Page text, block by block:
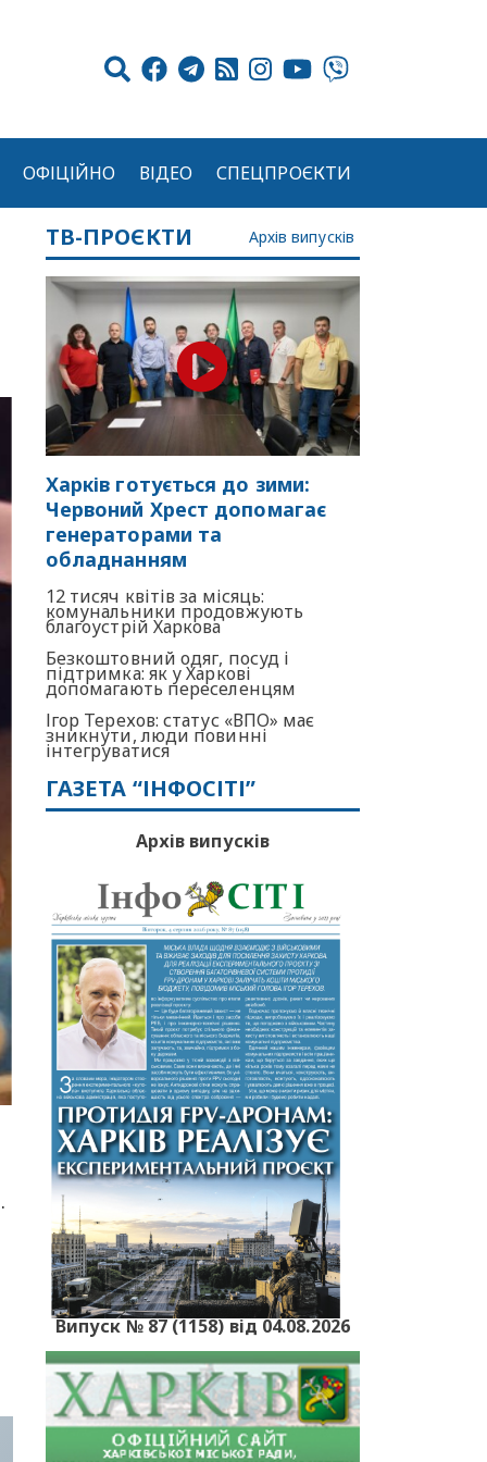
ОФІЦІЙНО ВІДЕО СПЕЦПРОЄКТИ
.
ТВ-ПРОЄКТИ Архів випусків
Харків готується до зими:
Червоний Хрест допомагає
генераторами та
обладнанням
12 тисяч квітів за місяць:
комунальники продовжують
благоустрій Харкова
Безкоштовний одяг, посуд і
підтримка: як у Харкові
допомагають переселенцям
Ігор Терехов: статус «ВПО» має
зникнути, люди повинні
інтегруватися
ГАЗЕТА “ІНФОСІТІ”
Архів випусків
Випуск № 87 (1158) від 04.08.2026